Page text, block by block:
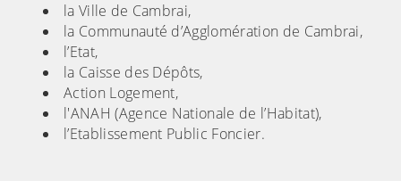
la Ville de Cambrai,
la Communauté d’Agglomération de Cambrai,
l’Etat,
la Caisse des Dépôts,
Action Logement,
l'ANAH (Agence Nationale de l’Habitat),
l’Etablissement Public Foncier.